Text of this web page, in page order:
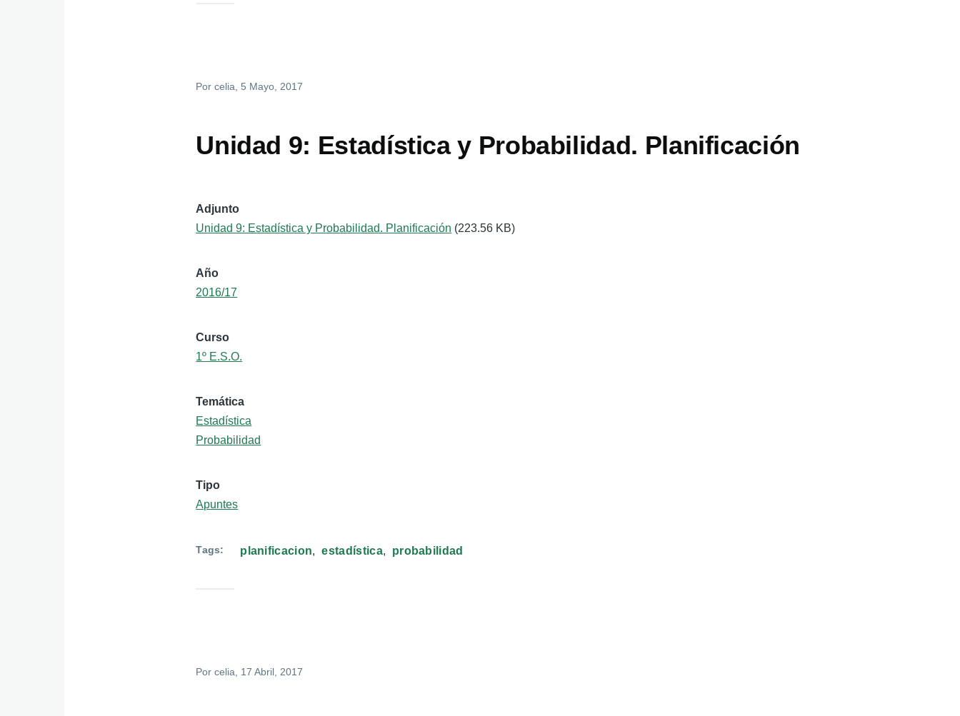
Porcelia , 5 Mayo, 2017
Unidad 9: Estadística y Probabilidad. Planificación
Adjunto
Unidad 9: Estadística y Probabilidad. Planificación (223.56 KB)
Año
2016/17
Curso
1º E.S.O.
Temática
Estadística
Probabilidad
Tipo
Apuntes
Tags planificacion estadística probabilidad
Porcelia, 17 Abril, 2017